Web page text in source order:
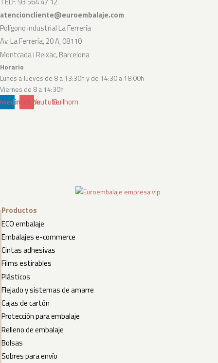
atencioncliente@euroembalaje.com
Polígono industrial La Ferrería
Av. La Ferrería, 20 A, 08110
Montcada i Reixac, Barcelona
Horario
Lunes a Jueves de 8 a 13:30h y de 14:30 a 18:00h
Viernes de 8 a 14:30h
EnvelopeYoutubeBullhorn
Productos
ECO embalaje
Embalajes e-commerce
Cintas adhesivas
Films estirables
Plásticos
Flejado y sistemas de amarre
Cajas de cartón
Protección para embalaje
Relleno de embalaje
Bolsas
Sobres para envío